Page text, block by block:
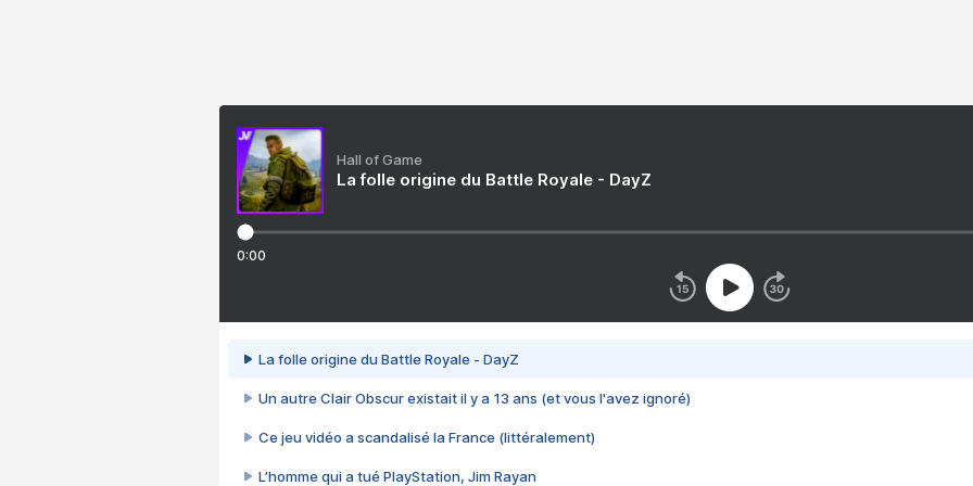
Hall of Game
La folle origine du Battle Royale - DayZ
0:00
La folle origine du Battle Royale - DayZ
Un autre Clair Obscur existait il y a 13 ans (et vous l'avez ignoré)
Ce jeu vidéo a scandalisé la France (littéralement)
L’homme qui a tué PlayStation, Jim Rayan